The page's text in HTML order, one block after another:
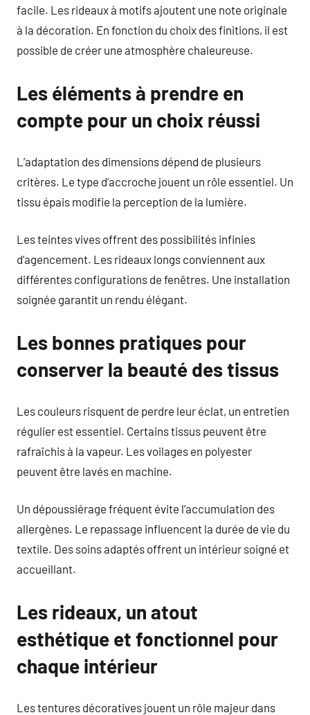
facile. Les rideaux à motifs ajoutent une note originale
à la décoration. En fonction du choix des finitions, il est
possible de créer une atmosphère chaleureuse.
Les éléments à prendre en
compte pour un choix réussi
L’adaptation des dimensions dépend de plusieurs
critères. Le type d’accroche jouent un rôle essentiel. Un
tissu épais modifie la perception de la lumière.
Les teintes vives offrent des possibilités infinies
d’agencement. Les rideaux longs conviennent aux
différentes configurations de fenêtres. Une installation
soignée garantit un rendu élégant.
Les bonnes pratiques pour
conserver la beauté des tissus
Les couleurs risquent de perdre leur éclat, un entretien
régulier est essentiel. Certains tissus peuvent être
rafraîchis à la vapeur. Les voilages en polyester
peuvent être lavés en machine.
Un dépoussiérage fréquent évite l’accumulation des
allergènes. Le repassage influencent la durée de vie du
textile. Des soins adaptés offrent un intérieur soigné et
accueillant.
Les rideaux, un atout
esthétique et fonctionnel pour
chaque intérieur
Les tentures décoratives jouent un rôle majeur dans